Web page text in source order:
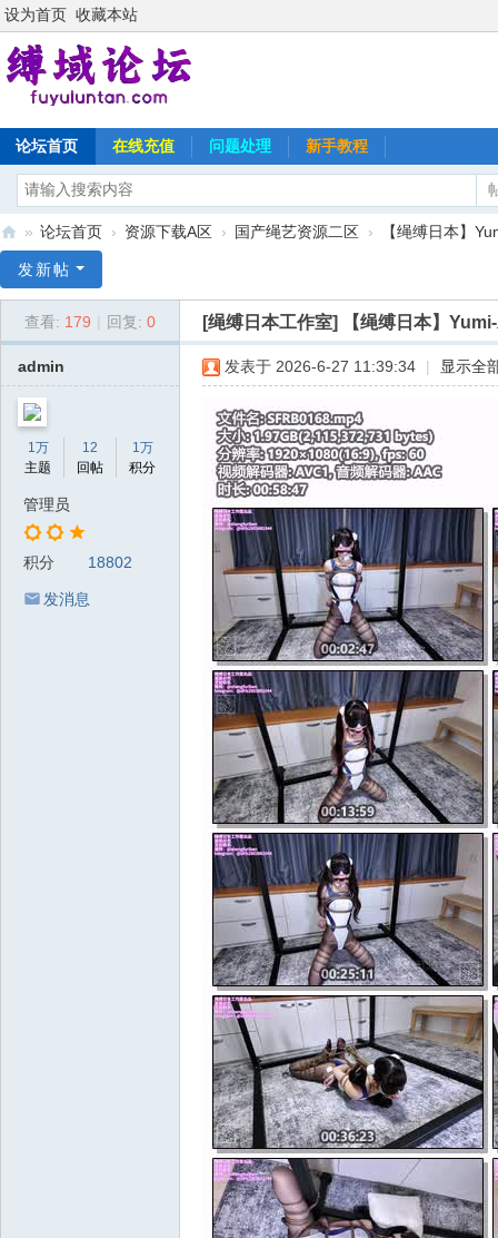
设为首页 收藏本站
论坛首页 在线充值 问题处理 新手教程
域
» 论坛首页 › 资源下载A区 › 国产绳艺资源二区 › 【绳缚日本】
发新帖
查看: 179 回复: 0 [绳缚日本工作室] 【绳缚日本】
admin
1万
主题
12
回帖
1万
积分
管理员
积分 18802
发消息
发表于 2026-6-27 11:39:34 显示全